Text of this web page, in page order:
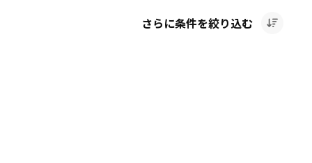
さらに条件を絞り込む